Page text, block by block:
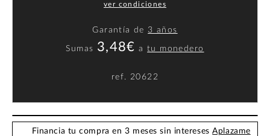
ver condiciones
Garantía de 3 años
Sumas 3,48€ atu monedero
ref. 20622
Financia tu compra en 3 meses sin interesesAplazame